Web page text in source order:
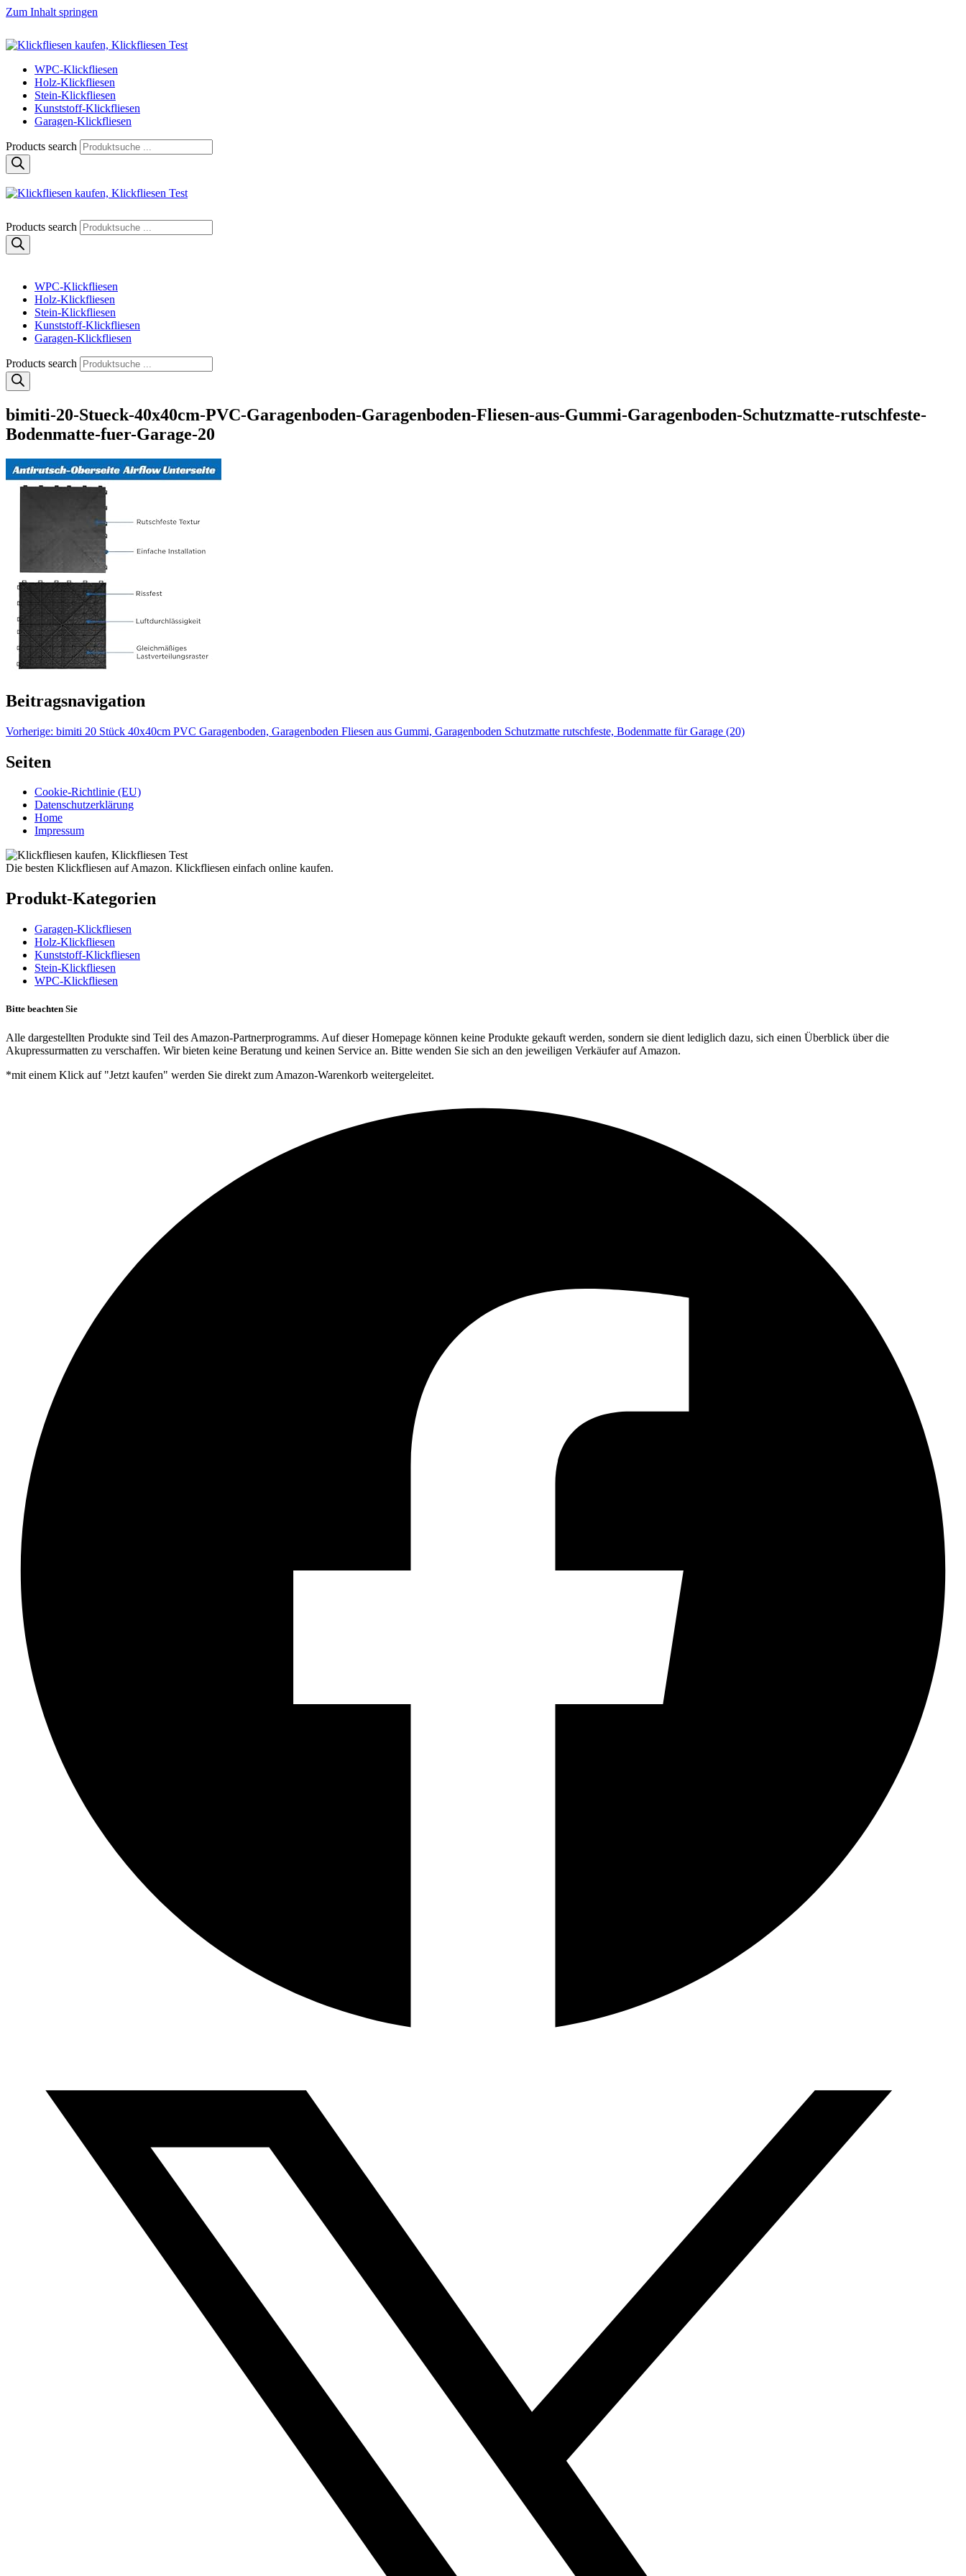
Zum Inhalt springen
Klickfliese | klick-klick-fertig
Klickfliesen online kaufen
WPC-Klickfliesen
Holz-Klickfliesen
Stein-Klickfliesen
Kunststoff-Klickfliesen
Garagen-Klickfliesen
Products search
Klickfliese | klick-klick-fertig
Klickfliesen online kaufen
Products search
WPC-Klickfliesen
Holz-Klickfliesen
Stein-Klickfliesen
Kunststoff-Klickfliesen
Garagen-Klickfliesen
Products search
bimiti-20-Stueck-40x40cm-PVC-Garagenboden-Garagenboden-Fliesen-aus-Gummi-Garagenboden-Schutzmatte-rutschfeste-
Bodenmatte-fuer-Garage-20
Beitragsnavigation
Vorherige: bimiti 20 Stück 40x40cm PVC Garagenboden, Garagenboden Fliesen aus Gummi, Garagenboden Schutzmatte rutschfeste, Bodenmatte für Garage (20)
Seiten
Cookie-Richtlinie (EU)
Datenschutzerklärung
Home
Impressum
Die besten Klickfliesen auf Amazon. Klickfliesen einfach online kaufen.
Produkt-Kategorien
Garagen-Klickfliesen
Holz-Klickfliesen
Kunststoff-Klickfliesen
Stein-Klickfliesen
WPC-Klickfliesen
Bitte beachten Sie
Alle dargestellten Produkte sind Teil des Amazon-Partnerprogramms. Auf dieser Homepage können keine Produkte gekauft werden, sondern sie dient lediglich dazu, sich einen Überblick über die
Akupressurmatten zu verschaffen. Wir bieten keine Beratung und keinen Service an. Bitte wenden Sie sich an den jeweiligen Verkäufer auf Amazon.
*mit einem Klick auf "Jetzt kaufen" werden Sie direkt zum Amazon-Warenkorb weitergeleitet.